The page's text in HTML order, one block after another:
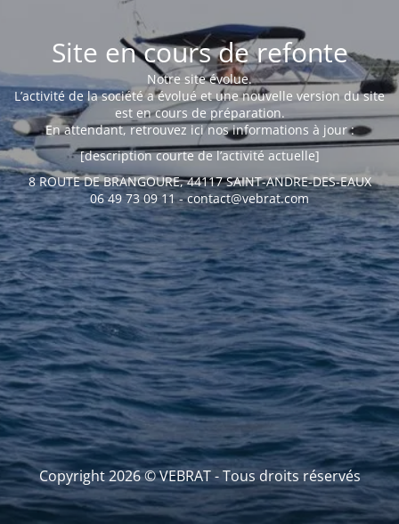
Site en cours de refonte
Notre site évolue.
L’activité de la société a évolué et une nouvelle version du site
est en cours de préparation.
En attendant, retrouvez ici nos informations à jour :
[description courte de l’activité actuelle]
8 ROUTE DE BRANGOURE, 44117 SAINT-ANDRE-DES-EAUX
06 49 73 09 11 - contact@vebrat.com
Copyright 2026 © VEBRAT - Tous droits réservés